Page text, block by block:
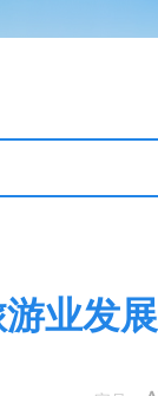
业发